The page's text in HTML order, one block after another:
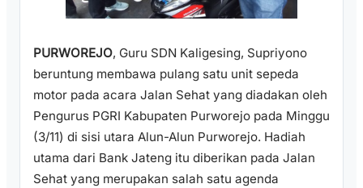
PURWOREJO, Guru SDN Kaligesing, Supriyono
beruntung membawa pulang satu unit sepeda
motor pada acara Jalan Sehat yang diadakan oleh
Pengurus PGRI Kabupaten Purworejo pada Minggu
(3/11) di sisi utara Alun-Alun Purworejo. Hadiah
utama dari Bank Jateng itu diberikan pada Jalan
Sehat yang merupakan salah satu agenda